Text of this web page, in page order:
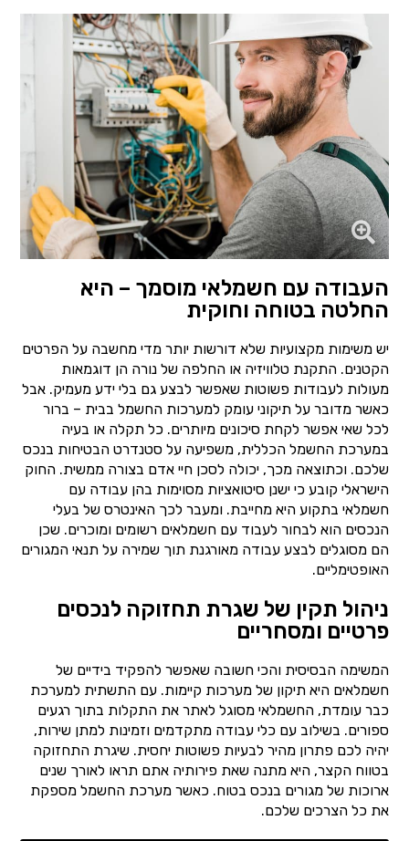
העבודה עם חשמלאי מוסמך – היא
החלטה בטוחה וחוקית
יש משימות מקצועיות שלא דורשות יותר מדי מחשבה על הפרטים
הקטנים. התקנת טלוויזיה או החלפה של נורה הן דוגמאות
מעולות לעבודות פשוטות שאפשר לבצע גם בלי ידע מעמיק. אבל
כאשר מדובר על תיקוני עומק למערכות החשמל בבית – ברור
לכל שאי אפשר לקחת סיכונים מיותרים. כל תקלה או בעיה
במערכת החשמל הכללית, משפיעה על סטנדרט הבטיחות בנכס
שלכם. וכתוצאה מכך, יכולה לסכן חיי אדם בצורה ממשית. החוק
הישראלי קובע כי ישנן סיטואציות מסוימות בהן עבודה עם
חשמלאי בתקוע היא מחייבת. ומעבר לכך האינטרס של בעלי
הנכסים הוא לבחור לעבוד עם חשמלאים רשומים ומוכרים. שכן
הם מסוגלים לבצע עבודה מאורגנת תוך שמירה על תנאי המגורים
האופטימליים.
ניהול תקין של שגרת תחזוקה לנכסים
פרטיים ומסחריים
המשימה הבסיסית והכי חשובה שאפשר להפקיד בידיים של
חשמלאים היא תיקון של מערכות קיימות. עם התשתית למערכת
כבר עומדת, החשמלאי מסוגל לאתר את התקלות בתוך רגעים
ספורים. בשילוב עם כלי עבודה מתקדמים וזמינות למתן שירות,
יהיה לכם פתרון מהיר לבעיות פשוטות יחסית. שיגרת התחזוקה
בטווח הקצר, היא מתנה שאת פירותיה אתם תראו לאורך שנים
ארוכות של מגורים בנכס בטוח. כאשר מערכת החשמל מספקת
את כל הצרכים שלכם.